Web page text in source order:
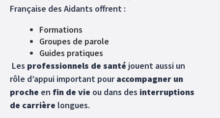
Française des Aidants offrent :
Formations
Groupes de parole
Guides pratiques
Les professionnels de santé jouent aussi un
rôle d’appui important pouraccompagner un
proche en fin de vie ou dans des interruptions
de carrière longues.